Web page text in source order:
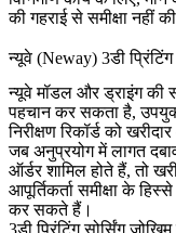
की गहराई से समीक्षा नहीं
न्यूवे (Neway) 3डी
न्यूवे मॉडल और ड्राइंग की
पहचान कर सकता है,
निरीक्षण रिकॉर्ड को
जब अनुप्रयोग में लागत
ऑर्डर शामिल होते हैं, तो
आपूर्तिकर्ता समीक्षा के
कर सकते हैं।